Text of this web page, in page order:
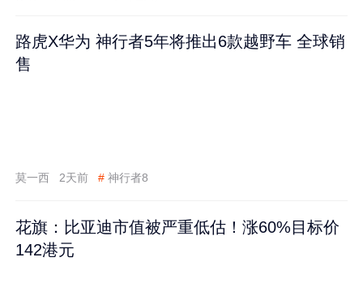
路虎X华为 神行者5年将推出6款越野车 全球销
售
莫一西 2天前 # 神行者8
花旗：比亚迪市值被严重低估！涨60%目标价
142港元